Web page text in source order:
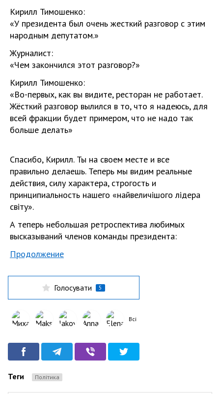
Кирилл Тимошенко:
«У президента был очень жесткий разговор с этим
народным депутатом.»
Журналист:
«Чем закончился этот разговор?»
Кирилл Тимошенко:
«Во-первых, как вы видите, ресторан не работает.
Жёсткий разговор вылился в то, что я надеюсь, для
всей фракции будет примером, что не надо так
больше делать»
Спасибо, Кирилл. Ты на своем месте и все
правильно делаешь. Теперь мы видим реальные
действия, силу характера, строгость и
принципиальность нашего «найвеличішого лідера
світу».
А теперь небольшая ретроспектива любимых
высказываний членов команды президента:
Продолжение
Голосувати 5
Всі
Теги Політика